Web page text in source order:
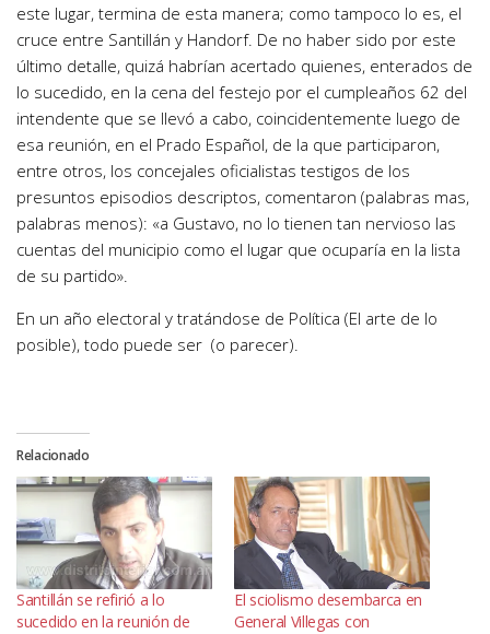
este lugar, termina de esta manera; como tampoco lo es, el
cruce entre Santillán y Handorf. De no haber sido por este
último detalle, quizá habrían acertado quienes, enterados de
lo sucedido, en la cena del festejo por el cumpleaños 62 del
intendente que se llevó a cabo, coincidentemente luego de
esa reunión, en el Prado Español, de la que participaron,
entre otros, los concejales oficialistas testigos de los
presuntos episodios descriptos, comentaron (palabras mas,
palabras menos): «a Gustavo, no lo tienen tan nervioso las
cuentas del municipio como el lugar que ocuparía en la lista
de su partido».
En un año electoral y tratándose de Política (El arte de lo
posible), todo puede ser (o parecer).
Relacionado
Santillán se refirió a lo
sucedido en la reunión de
El sciolismo desembarca en
General Villegas con